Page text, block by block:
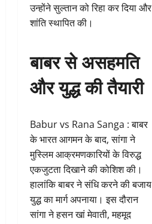
उन्होंने सुल्तान को रिहा कर दिया और
शांति स्थापित की।
बाबर से असहमति
और युद्ध की तैयारी
Babur vs Rana Sanga : बाबर
के भारत आगमन के बाद, सांगा ने
मुस्लिम आक्रमणकारियों के विरुद्ध
एकजुटता दिखाने की कोशिश की।
हालांकि बाबर ने संधि करने की बजाय
युद्ध का मार्ग अपनाया। इस दौरान
सांगा ने हसन खां मेवाती, महमूद